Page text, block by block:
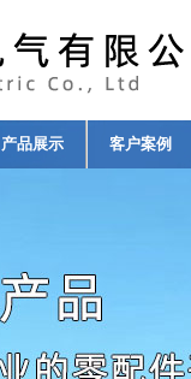
产品展示 客户案例